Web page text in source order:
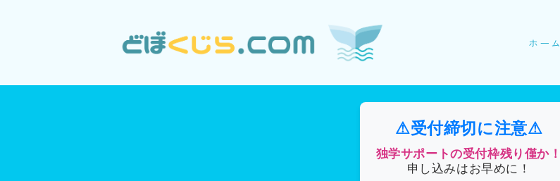
ホーム
⚠受付締切に注意⚠
独学サポートの受付枠残り僅か！
申し込みはお早めに！